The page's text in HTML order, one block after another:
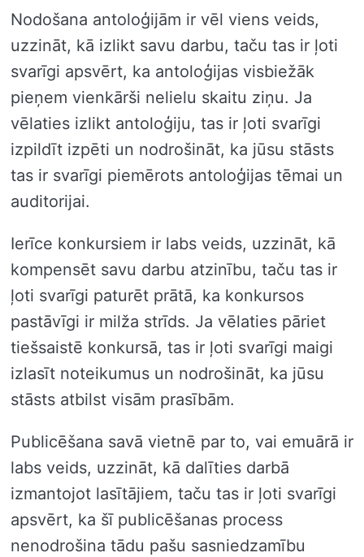
Nodošana antoloģijām ir vēl viens veids,
uzzināt, kā izlikt savu darbu, taču tas ir ļoti
svarīgi apsvērt, ka antoloģijas visbiežāk
pieņem vienkārši nelielu skaitu ziņu. Ja
vēlaties izlikt antoloģiju, tas ir ļoti svarīgi
izpildīt izpēti un nodrošināt, ka jūsu stāsts
tas ir svarīgi piemērots antoloģijas tēmai un
auditorijai.
Ierīce konkursiem ir labs veids, uzzināt, kā
kompensēt savu darbu atzinību, taču tas ir
ļoti svarīgi paturēt prātā, ka konkursos
pastāvīgi ir milža strīds. Ja vēlaties pāriet
tiešsaistē konkursā, tas ir ļoti svarīgi maigi
izlasīt noteikumus un nodrošināt, ka jūsu
stāsts atbilst visām prasībām.
Publicēšana savā vietnē par to, vai emuārā ir
labs veids, uzzināt, kā dalīties darbā
izmantojot lasītājiem, taču tas ir ļoti svarīgi
apsvērt, ka šī publicēšanas process
nenodrošina tādu pašu sasniedzamību